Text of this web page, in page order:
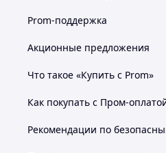
Prom-поддержка
Акционные предложения
Что такое «Купить с Prom»
Как покупать с Пром-
Рекомендации по